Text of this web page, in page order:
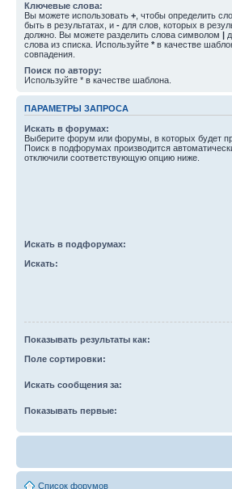
Ключевые слова:
Вы можете использовать + , чтобы определить
быть в результатах, и - для слов, которых в
должно. Вы можете разделить слова символом |
слова из списка. Используйте * в качестве
совпадения.
Поиск по автору:
Используйте * в качестве шаблона.
ПАРАМЕТРЫ ЗАПРОСА
Искать в форумах:
Выберите форум или форумы, в которых будет
Поиск в подфорумах производится
отключили соответствующую опцию ниже.
Искать в подфорумах:
Искать:
Показывать результаты как:
Поле сортировки:
Искать сообщения за:
Показывать первые:
Список форумов